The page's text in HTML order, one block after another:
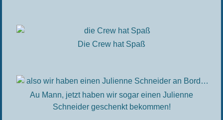
Die Crew hat Spaß
Au Mann, jetzt haben wir sogar einen Julienne
Schneider geschenkt bekommen!